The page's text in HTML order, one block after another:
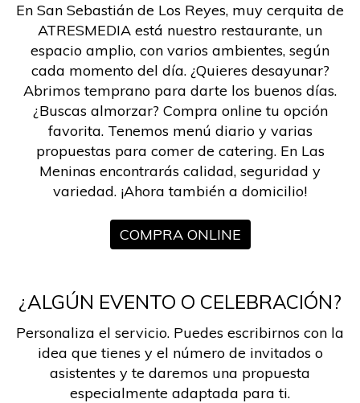
En San Sebastián de Los Reyes, muy cerquita de
ATRESMEDIA está nuestro restaurante, un
espacio amplio, con varios ambientes, según
cada momento del día. ¿Quieres desayunar?
Abrimos temprano para darte los buenos días.
¿Buscas almorzar? Compra online tu opción
favorita. Tenemos menú diario y varias
propuestas para comer de catering. En Las
Meninas encontrarás calidad, seguridad y
variedad. ¡Ahora también a domicilio!
COMPRA ONLINE
¿ALGÚN EVENTO O CELEBRACIÓN?
Personaliza el servicio. Puedes escribirnos con la
idea que tienes y el número de invitados o
asistentes y te daremos una propuesta
especialmente adaptada para ti.